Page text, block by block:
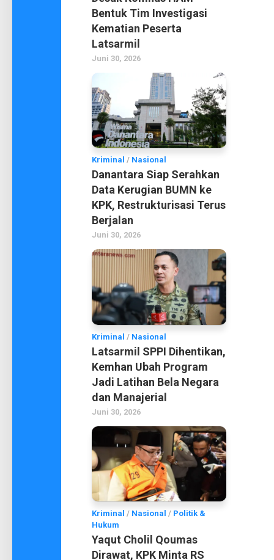
Bentuk Tim Investigasi
Kematian Peserta
Latsarmil
Juni 30, 2026
Kriminal / Nasional
Danantara Siap Serahkan
Data Kerugian BUMN ke
KPK, Restrukturisasi Terus
Berjalan
Juni 30, 2026
Kriminal / Nasional
Latsarmil SPPI Dihentikan,
Kemhan Ubah Program
Jadi Latihan Bela Negara
dan Manajerial
Juni 30, 2026
Kriminal / Nasional / Politik &
Hukum
Yaqut Cholil Qoumas
Dirawat, KPK Minta RS